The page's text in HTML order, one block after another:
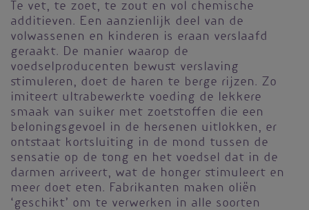
Te vet, te zoet, te zout en vol chemische
additieven. Een aanzienlijk deel van de
volwassenen en kinderen is eraan verslaafd
geraakt. De manier waarop de
voedselproducenten bewust verslaving
stimuleren, doet de haren te berge rijzen. Zo
imiteert ultrabewerkte voeding de lekkere
smaak van suiker met zoetstoffen die een
beloningsgevoel in de hersenen uitlokken, er
ontstaat kortsluiting in de mond tussen de
sensatie op de tong en het voedsel dat in de
darmen arriveert, wat de honger stimuleert en
meer doet eten. Fabrikanten maken oliën
‘geschikt’ om te verwerken in alle soorten